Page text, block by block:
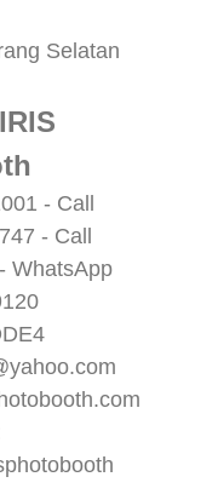
Selatan
- Call
- Call
WhatsApp